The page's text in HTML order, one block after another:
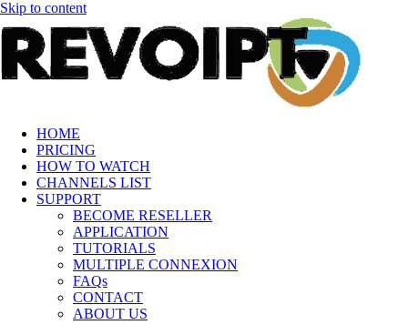
Skip to content
HOME
PRICING
HOW TO WATCH
CHANNELS LIST
SUPPORT
BECOME RESELLER
APPLICATION
TUTORIALS
MULTIPLE CONNEXION
FAQs
CONTACT
ABOUT US